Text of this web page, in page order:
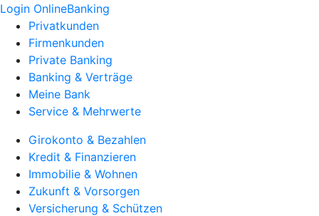
Login OnlineBanking
Privatkunden
Firmenkunden
Private Banking
Banking & Verträge
Meine Bank
Service & Mehrwerte
Girokonto & Bezahlen
Kredit & Finanzieren
Immobilie & Wohnen
Zukunft & Vorsorgen
Versicherung & Schützen